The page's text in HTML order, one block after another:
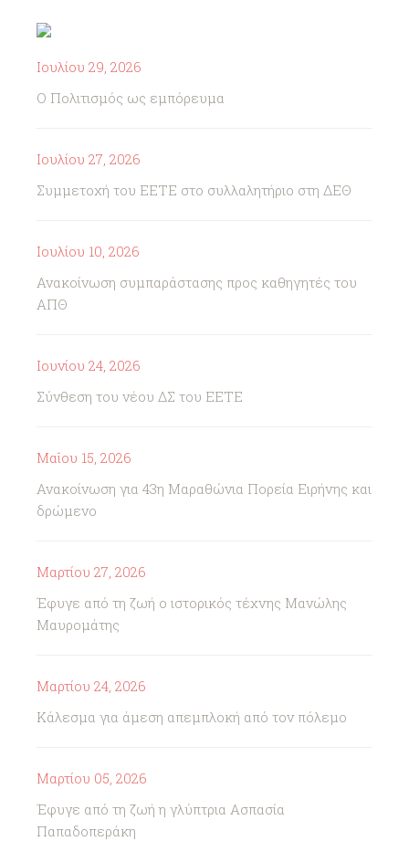
Ιουλίου 29, 2026
Ο Πολιτισμός ως εμπόρευμα
Ιουλίου 27, 2026
Συμμετοχή του ΕΕΤΕ στο συλλαλητήριο στη ΔΕΘ
Ιουλίου 10, 2026
Ανακοίνωση συμπαράστασης προς καθηγητές του
ΑΠΘ
Ιουνίου 24, 2026
Σύνθεση του νέου ΔΣ του ΕΕΤΕ
Μαΐου 15, 2026
Ανακοίνωση για 43η Μαραθώνια Πορεία Ειρήνης και
δρώμενο
Μαρτίου 27, 2026
Έφυγε από τη ζωή ο ιστορικός τέχνης Μανώλης
Μαυρομάτης
Μαρτίου 24, 2026
Κάλεσμα για άμεση απεμπλοκή από τον πόλεμο
Μαρτίου 05, 2026
Έφυγε από τη ζωή η γλύπτρια Ασπασία
Παπαδοπεράκη